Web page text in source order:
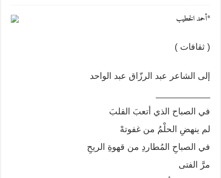
*أحمد الخطيب
( ثقافات )
إلى الشاعر عبد الرزّاق عبد الواحد
في الصباح الذي أتعبَ القلبَ
لم ينهضِ الحلْمُ من غفوتهْ
في الصباحِ المُطاردِ من قهوةِ الريحِ
مرَّ الفتى